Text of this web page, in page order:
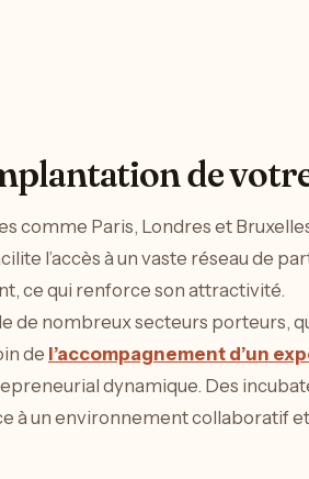
de
comme Paris, Londres et
l’accès à un vaste réseau de
ce qui renforce son attractivité.
de nombreux secteurs porteurs,
de l’accompagnement d’un
dynamique. Des
à un environnement collaboratif